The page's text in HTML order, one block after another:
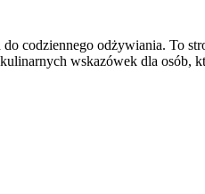
codziennego odżywiania. To
wskazówek dla osób,